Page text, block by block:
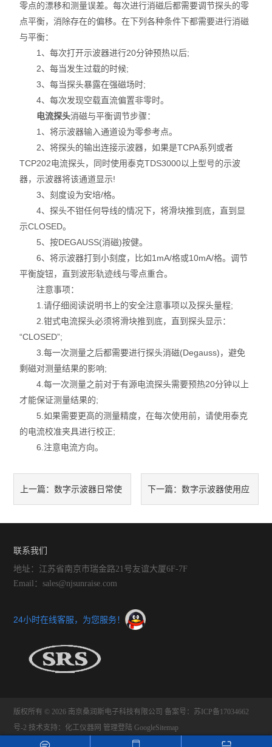
小量程电流探头
普通款差分探头
直流电源
直流电子负载
示波器
数字万用表
信号发生器/频率计
红外热成像仪
频谱分析仪
LCR测试仪
耐压测试仪
漏电流测试仪
绝缘电阻测试仪
环境检测仪
Sunraise探头
零点的漂移和测量误差。每次进行消磁后都需要调节探头的零
点平衡，消除存在的偏移。在下列各种条件下都需要进行消磁
与平衡：
1、每次打开示波器进行20分钟预热以后;
2、每当发生过载的时候;
3、每当探头暴露在强磁场时;
4、每次发现空载直流偏置非零时。
电流探头消磁与平衡调节步骤：
1、将示波器输入通道设为零参考点。
2、将探头的输出连接示波器，如果是TCPA系列或者
TCP202电流探头，同时使用泰克TDS3000以上型号的示波
器，示波器将该通道显示!
3、刻度设为安培/格。
4、探头不钳任何导线的情况下，将滑块推到底，直到显
示CLOSED。
5、按DEGAUSS(消磁)按健。
6、将示波器打到小刻度，比如1mA/格或10mA/格。调节
平衡旋钮，直到波形轨迹线与零点重合。
注意事项：
1.请仔细阅读说明书上的安全注意事项以及探头量程;
2.钳式电流探头必须将滑块推到底，直到探头显示：
“CLOSED”;
3.每一次测量之后都需要进行探头消磁(Degauss)，避免
剩磁对测量结果的影响;
4.每一次测量之前对于有源电流探头需要预热20分钟以上
才能保证测量结果的;
5.如果需要更高的测量精度，在每次使用前，请使用泰克
的电流校准夹具进行校正;
6.注意电流方向。
上一篇：数字示波器日常使 下一篇： 数字示波器使用应
联系我们
地址：江苏省南京市瑞金路21号友谊大厦6F-7F
Email：sales@njsunraise.com
24小时在线客服，为您服务！
版权所有 © 2026 南京桑润斯电子科技有限公司 备案号：苏ICP备17034662
号-2 技术支持： 化工仪器网 管理登陆 GoogleSitemap